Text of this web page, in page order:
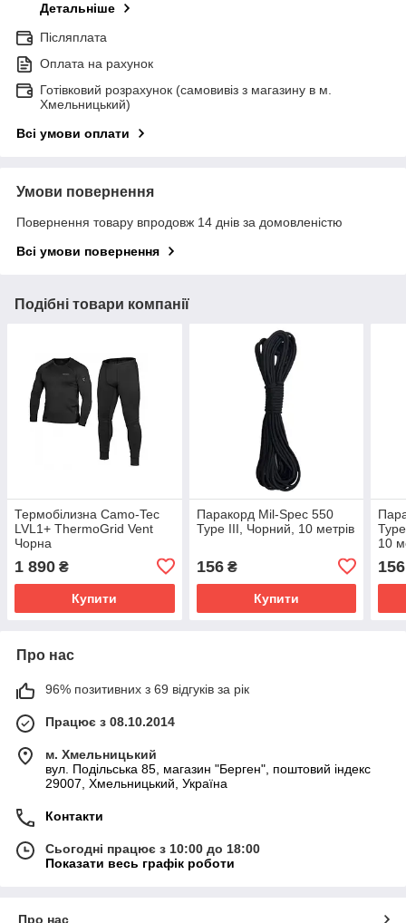
Детальніше
Післяплата
Оплата на рахунок
Готівковий розрахунок (самовивіз з магазину в м.
Хмельницький)
Всі умови оплати
Умови повернення
Повернення товару впродовж 14 днів за домовленістю
Всі умови повернення
Подібні товари компанії
Термобілизна Camo-Tec
LVL1+ ThermoGrid Vent
Чорна
1 890 ₴
Купити
Паракорд Mil-Spec 550
Type III, Чорний, 10 метрів
156₴
Купити
10
156
Про нас
96% позитивних з 69 відгуків за рік
Працює з 08.10.2014
м. Хмельницький
вул. Подільська 85, магазин "Берген", поштовий індекс
29007, Хмельницький, Україна
Контакти
Сьогодні працює з 10:00 до 18:00
Показати весь графік роботи
Про нас